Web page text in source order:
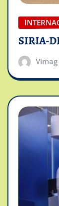
SIRIA-
Vimag